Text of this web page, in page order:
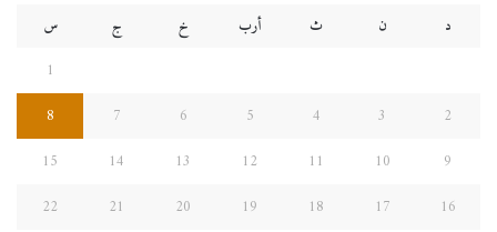
د
ن ث أرب خ ج
س
1
2
3
4
5
6
7
8
9
10
11
12
13
14
15
16
17
18
19
20
21
22